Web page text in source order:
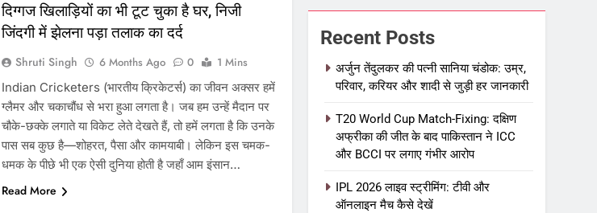
दिग्गज खिलाड़ियों का भी टूट चुका है घर, निजी
जिंदगी में झेलना पड़ा तलाक का दर्द
Shruti Singh 6 Months Ago 0
1 Mins
Indian Cricketers (भारतीय क्रिकेटर्स) का जीवन अक्सर हमें
ग्लैमर और चकाचौंध से भरा हुआ लगता है। जब हम उन्हें मैदान पर
चौके-छक्के लगाते या विकेट लेते देखते हैं, तो हमें लगता है कि उनके
पास सब कुछ है—शोहरत, पैसा और कामयाबी। लेकिन इस चमक-
धमक के पीछे भी एक ऐसी दुनिया होती है जहाँ आम इंसान…
Read More
Recent Posts
अर्जुन तेंदुलकर की पत्नी सानिया चंडोक: उम्र,
परिवार, करियर और शादी से जुड़ी हर जानकारी
T20 World Cup Match-Fixing: दक्षिण
अफ्रीका की जीत के बाद पाकिस्तान ने ICC
और BCCI पर लगाए गंभीर आरोप
IPL 2026 लाइव स्ट्रीमिंग: टीवी और
ऑनलाइन मैच कैसे देखें